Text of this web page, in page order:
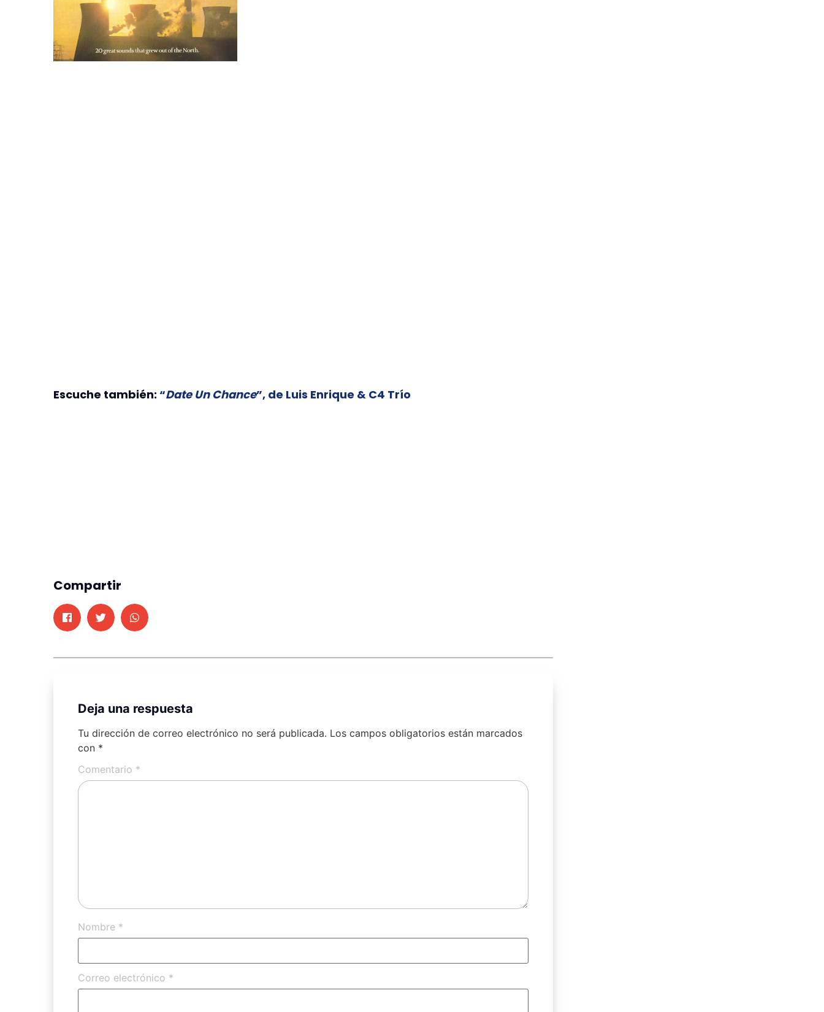
Escuche también: “Date Un Chance”, de Luis Enrique & C4 Trío
Compartir
Deja una respuesta
Tu dirección de correo electrónico no será publicada. Los campos obligatorios están marcados
con *
Comentario *
Nombre *
Correo electrónico *